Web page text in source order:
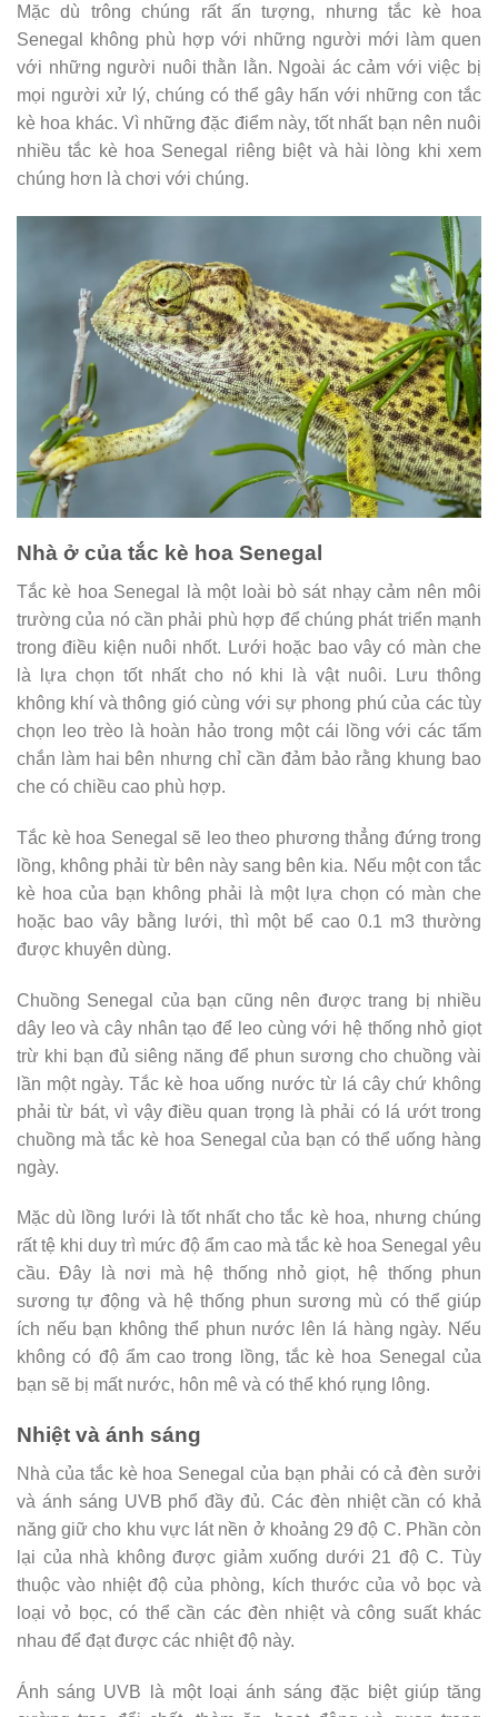
Mặc dù trông chúng rất ấn tượng, nhưng tắc kè hoa
Senegal không phù hợp với những người mới làm quen
với những người nuôi thằn lằn. Ngoài ác cảm với việc bị
mọi người xử lý, chúng có thể gây hấn với những con tắc
kè hoa khác. Vì những đặc điểm này, tốt nhất bạn nên nuôi
nhiều tắc kè hoa Senegal riêng biệt và hài lòng khi xem
chúng hơn là chơi với chúng.
Nhà ở của tắc kè hoa Senegal
Tắc kè hoa Senegal là một loài bò sát nhạy cảm nên môi
trường của nó cần phải phù hợp để chúng phát triển mạnh
trong điều kiện nuôi nhốt. Lưới hoặc bao vây có màn che
là lựa chọn tốt nhất cho nó khi là vật nuôi. Lưu thông
không khí và thông gió cùng với sự phong phú của các tùy
chọn leo trèo là hoàn hảo trong một cái lồng với các tấm
chắn làm hai bên nhưng chỉ cần đảm bảo rằng khung bao
che có chiều cao phù hợp.
Tắc kè hoa Senegal sẽ leo theo phương thẳng đứng trong
lồng, không phải từ bên này sang bên kia. Nếu một con tắc
kè hoa của bạn không phải là một lựa chọn có màn che
hoặc bao vây bằng lưới, thì một bể cao 0.1 m3 thường
được khuyên dùng.
Chuồng Senegal của bạn cũng nên được trang bị nhiều
dây leo và cây nhân tạo để leo cùng với hệ thống nhỏ giọt
trừ khi bạn đủ siêng năng để phun sương cho chuồng vài
lần một ngày. Tắc kè hoa uống nước từ lá cây chứ không
phải từ bát, vì vậy điều quan trọng là phải có lá ướt trong
chuồng mà tắc kè hoa Senegal của bạn có thể uống hàng
ngày.
Mặc dù lồng lưới là tốt nhất cho tắc kè hoa, nhưng chúng
rất tệ khi duy trì mức độ ẩm cao mà tắc kè hoa Senegal yêu
cầu. Đây là nơi mà hệ thống nhỏ giọt, hệ thống phun
sương tự động và hệ thống phun sương mù có thể giúp
ích nếu bạn không thể phun nước lên lá hàng ngày. Nếu
không có độ ẩm cao trong lồng, tắc kè hoa Senegal của
bạn sẽ bị mất nước, hôn mê và có thể khó rụng lông.
Nhiệt và ánh sáng
Nhà của tắc kè hoa Senegal của bạn phải có cả đèn sưởi
và ánh sáng UVB phổ đầy đủ. Các đèn nhiệt cần có khả
năng giữ cho khu vực lát nền ở khoảng 29 độ C. Phần còn
lại của nhà không được giảm xuống dưới 21 độ C. Tùy
thuộc vào nhiệt độ của phòng, kích thước của vỏ bọc và
loại vỏ bọc, có thể cần các đèn nhiệt và công suất khác
nhau để đạt được các nhiệt độ này.
Ánh sáng UVB là một loại ánh sáng đặc biệt giúp tăng